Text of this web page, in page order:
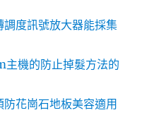
度訊號放大器能採集
機的防止掉髮方法的
花崗石地板美容適用